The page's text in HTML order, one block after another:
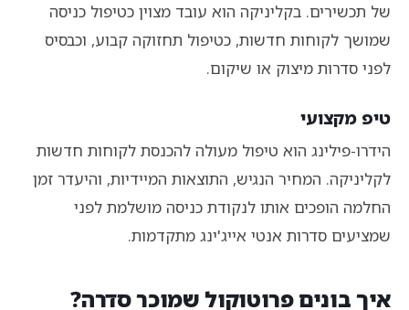
של תכשירים. בקליניקה הוא עובד מצוין כטיפול כניסה
שמושך לקוחות חדשות, כטיפול תחזוקה קבוע, וכבסיס
לפני סדרות מיצוק או שיקום.
טיפ מקצועי
הידרו-פילינג הוא טיפול מעולה להכנסת לקוחות חדשות
לקליניקה. המחיר הנגיש, התוצאות המיידיות, והיעדר זמן
החלמה הופכים אותו לנקודת כניסה מושלמת לפני
שמציעים סדרות אנטי אייג'ינג מתקדמות.
איך בונים פרוטוקול שמוכר סדרה?